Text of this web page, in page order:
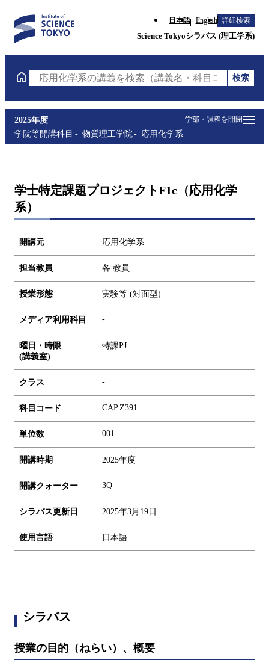
日本語 English 詳細検索
Science Tokyoシラバス (理工学系)
応用化学系の講義を検索（講義名・科目コード・担当
検索
学部・課程を開閉
2025年度
学院等開講科目
物質理工学院 応用化学系
学士特定課題プロジェクトF1c（応用化学
系）
開講元 応用化学系
担当教員 各 教員
授業形態 実験等 (対面型)
メディア利用科目 -
曜日・時限
(講義室)
特課PJ
クラス -
科目コード CAP.Z391
単位数 001
開講時期 2025年度
開講クォーター 3Q
シラバス更新日 2025年3月19日
使用言語 日本語
シラバス
授業の目的（ねらい）、概要